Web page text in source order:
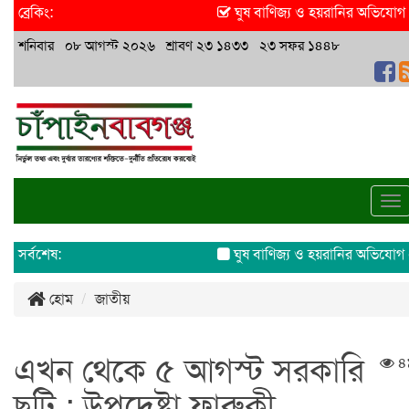
ব্রেকিং: ঘুষ বাণিজ্য ও হয়রানির অভিযোগ
শনিবার ০৮ আগস্ট ২০২৬ শ্রাবণ ২৩ ১৪৩৩ ২৩ সফর ১৪৪৮
সর্বশেষ:
ঘুষ বাণিজ্য ও হয়রানির অভিযোগ
হোম জাতীয়
এখন থেকে ৫ আগস্ট সরকারি